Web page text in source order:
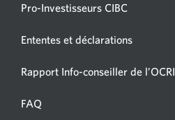
Pro-Investisseurs CIBC
Ententes et déclarations
Rapport Info-conseiller de l’OCRI
FAQ